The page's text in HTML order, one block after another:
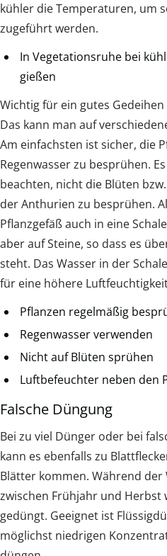
kühler die Temperaturen, um
zugeführt werden.
In Vegetationsruhe bei
gießen
Wichtig für ein gutes
Das kann man auf
Am einfachsten ist sicher, die
Regenwasser zu besprühen.
beachten, nicht die Blüten
der Anthurien zu besprühen.
Pflanzgefäß auch in eine
aber auf Steine, so dass es
steht. Das Wasser in der
für eine höhere
Pflanzen regelmäßig
Regenwasser verwenden
Nicht auf Blüten sprühen
Luftbefeuchter neben den
Falsche Düngung
Bei zu viel Dünger oder bei
kann es ebenfalls zu
Blätter kommen. Während der
zwischen Frühjahr und Herbst
gedüngt. Geeignet ist
möglichst niedrigen